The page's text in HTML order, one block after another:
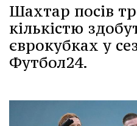
Шахтар посів
кількістю
єврокубках у
Футбол24.